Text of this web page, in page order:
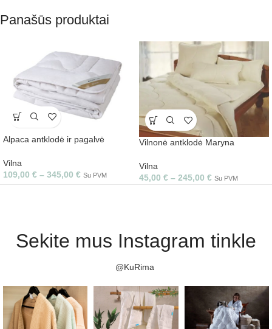
Panašūs produktai
Alpaca antklodė ir pagalvė
Vilna
109,00 € – 345,00 € Su PVM
Vilnonė antklodė Maryna
Vilna
45,00 € – 245,00 € Su PVM
Sekite mus Instagram tinkle
@KuRima